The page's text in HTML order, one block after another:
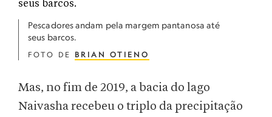
Pescadores andam pela margem pantanosa até
seus barcos.
FOTO DE BRIAN OTIENO
Mas, no fim de 2019, a bacia do lago
Naivasha recebeu o triplo da precipitação